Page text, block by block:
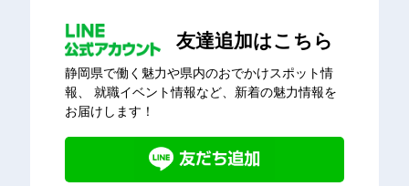
友達追加はこちら
静岡県で働く魅力や県内のおでかけスポット情
報、
就職イベント情報など、新着の魅力情報を
お届けします！